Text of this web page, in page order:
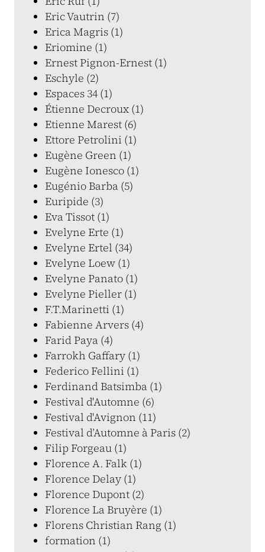
Eric Vautrin (7)
Erica Magris (1)
Eriomine (1)
Ernest Pignon-Ernest (1)
Eschyle (2)
Espaces 34 (1)
Étienne Decroux (1)
Etienne Marest (6)
Ettore Petrolini (1)
Eugène Green (1)
Eugène Ionesco (1)
Eugénio Barba (5)
Euripide (3)
Eva Tissot (1)
Evelyne Erte (1)
Evelyne Ertel (34)
Evelyne Loew (1)
Evelyne Panato (1)
Evelyne Pieller (1)
F.T.Marinetti (1)
Fabienne Arvers (4)
Farid Paya (4)
Farrokh Gaffary (1)
Federico Fellini (1)
Ferdinand Batsimba (1)
Festival d'Automne (6)
Festival d'Avignon (11)
Festival d’Automne à Paris (2)
Filip Forgeau (1)
Florence A. Falk (1)
Florence Delay (1)
Florence Dupont (2)
Florence La Bruyère (1)
Florens Christian Rang (1)
formation (1)